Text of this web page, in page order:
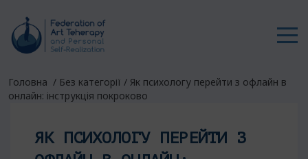
Головна / Без категорії / Як психологу перейти з офлайн в
онлайн: інструкція покроково
ЯК ПСИХОЛОГУ ПЕРЕЙТИ З